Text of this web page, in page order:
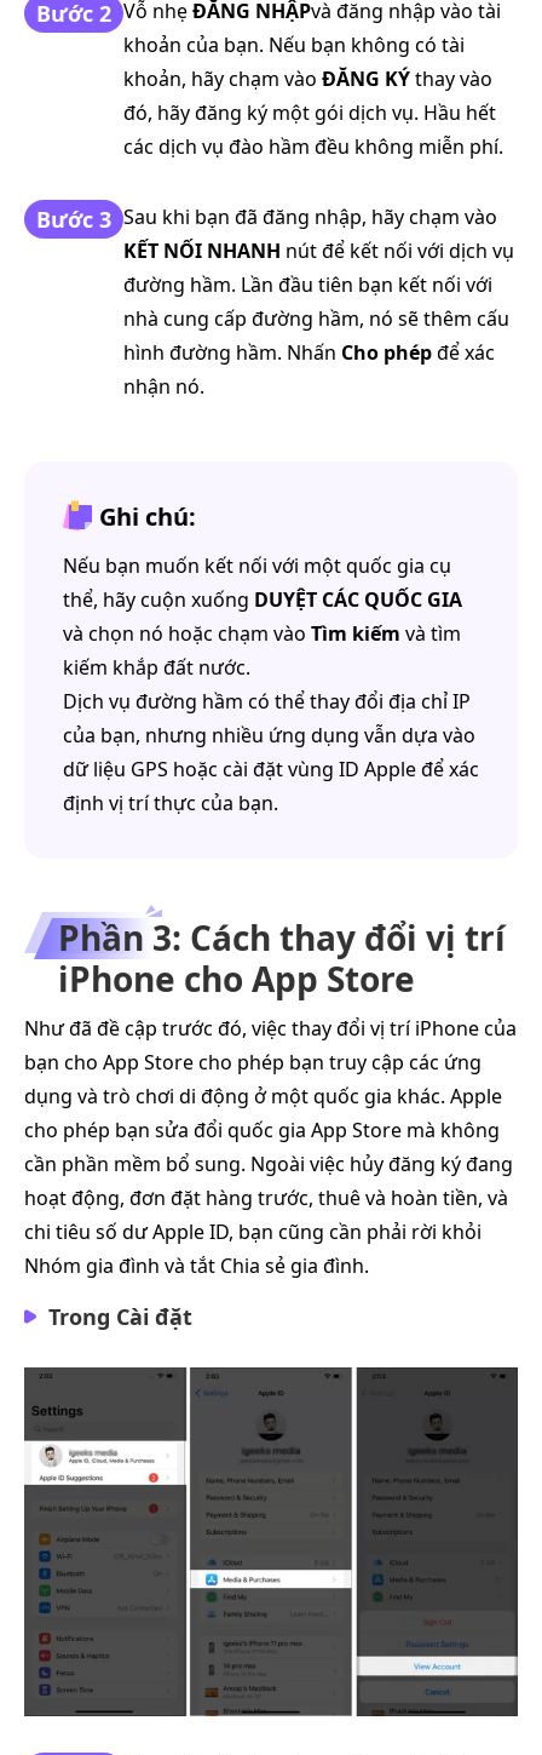
Bước 2 Vỗ nhẹĐĂNG NHẬPvà đăng nhập vào tài
khoản của bạn. Nếu bạn không có tài
khoản, hãy chạm vào ĐĂNG KÝthay vào
đó, hãy đăng ký một gói dịch vụ. Hầu hết
các dịch vụ đào hầm đều không miễn phí.
Bước 3 Sau khi bạn đã đăng nhập, hãy chạm vào
KẾT NỐI NHANH nút để kết nối với dịch vụ
đường hầm. Lần đầu tiên bạn kết nối với
nhà cung cấp đường hầm, nó sẽ thêm cấu
hình đường hầm. Nhấn Cho phépđể xác
nhận nó.
Ghi chú:
Nếu bạn muốn kết nối với một quốc gia cụ
thể, hãy cuộn xuống DUYỆT CÁC QUỐC GIA
và chọn nó hoặc chạm vào Tìm kiếm và tìm
kiếm khắp đất nước.
Dịch vụ đường hầm có thể thay đổi địa chỉ IP
của bạn, nhưng nhiều ứng dụng vẫn dựa vào
dữ liệu GPS hoặc cài đặt vùng ID Apple để xác
định vị trí thực của bạn.
Phần 3: Cách thay đổi vị trí
iPhone cho App Store
Như đã đề cập trước đó, việc thay đổi vị trí iPhone của
bạn cho App Store cho phép bạn truy cập các ứng
dụng và trò chơi di động ở một quốc gia khác. Apple
cho phép bạn sửa đổi quốc gia App Store mà không
cần phần mềm bổ sung. Ngoài việc hủy đăng ký đang
hoạt động, đơn đặt hàng trước, thuê và hoàn tiền, và
chi tiêu số dư Apple ID, bạn cũng cần phải rời khỏi
Nhóm gia đình và tắt Chia sẻ gia đình.
Trong Cài đặt